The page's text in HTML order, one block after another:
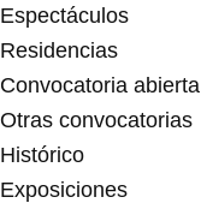
Espectáculos
Residencias
Convocatoria abierta
Otras convocatorias
Histórico
Exposiciones